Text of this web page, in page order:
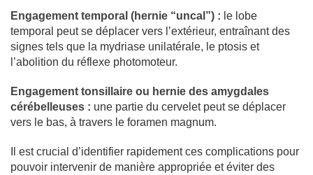
Engagement temporal (hernie “uncal”) : le lobe
temporal peut se déplacer vers l’extérieur, entraînant des
signes tels que la mydriase unilatérale, le ptosis et
l’abolition du réflexe photomoteur.
Engagement tonsillaire ou hernie des amygdales
cérébelleuses : une partie du cervelet peut se déplacer
vers le bas, à travers le foramen magnum.
Il est crucial d’identifier rapidement ces complications pour
pouvoir intervenir de manière appropriée et éviter des